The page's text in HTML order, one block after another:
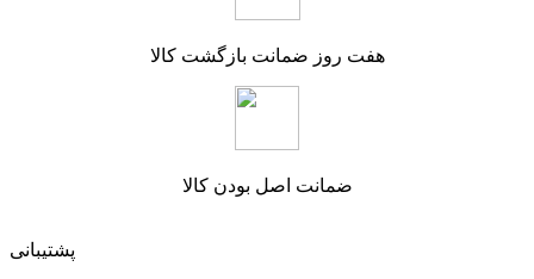
هفت روز ضمانت بازگشت کالا
ضمانت اصل بودن کالا
پشتیبانی